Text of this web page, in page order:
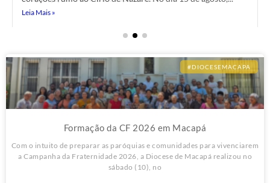
Leia Mais »
Leia Mais »
Leia Mais »
#DIOCESEMACAPA
Formação da CF 2026 em Macapá
Com o intuito de preparar as paróquias e comunidades para vivenciarem
a Campanha da Fraternidade 2026, a Diocese de Macapá realizou no
sábado (10), no